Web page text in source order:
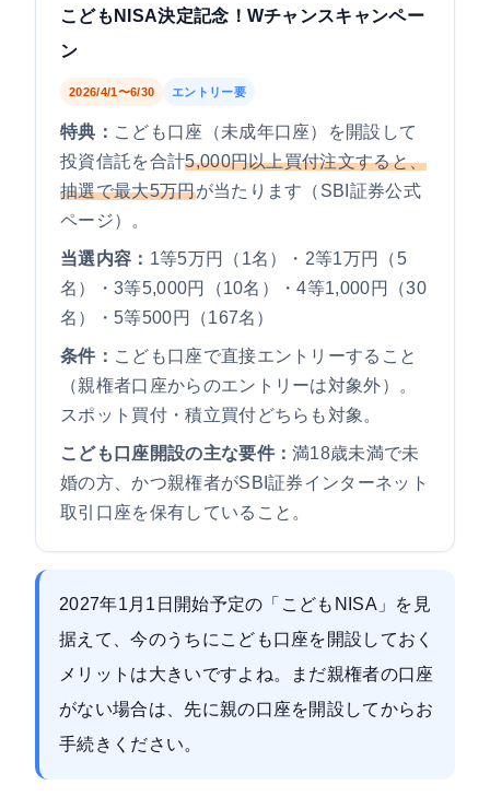
こどもNISA決定記念！Wチャンスキャンペー
ン
2026/4/1〜6/30 エントリー要
特典： こども口座（未成年口座）を開設して
投資信託を合計5,000円以上買付注文すると、
抽選で最大5万円が当たります（ SBI証券公式
ページ）。
当選内容： 1等5万円（1名）・2等1万円（5
名）・3等5,000円（10名）・4等1,000円（30
名）・5等500円（167名）
条件： こども口座で直接エントリーすること
（親権者口座からのエントリーは対象外）。
スポット買付・積立買付どちらも対象。
こども口座開設の主な要件：満18歳未満で未
婚の方、かつ親権者がSBI証券インターネット
取引口座を保有していること。
2027年1月1日開始予定の「こどもNISA」を見
据えて、今のうちにこども口座を開設しておく
メリットは大きいですよね。まだ親権者の口座
がない場合は、先に親の口座を開設してからお
手続きください。